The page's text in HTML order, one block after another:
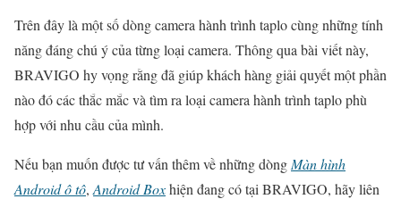
Trên đây là một số dòng camera hành trình taplo cùng những tính
năng đáng chú ý của từng loại camera. Thông qua bài viết này,
BRAVIGO hy vọng rằng đã giúp khách hàng giải quyết một phần
nào đó các thắc mắc và tìm ra loại camera hành trình taplo phù
hợp với nhu cầu của mình.
Nếu bạn muốn được tư vấn thêm về những dòng Màn hình
Android ô tô, Android Boxhiện đang có tại BRAVIGO, hãy liên